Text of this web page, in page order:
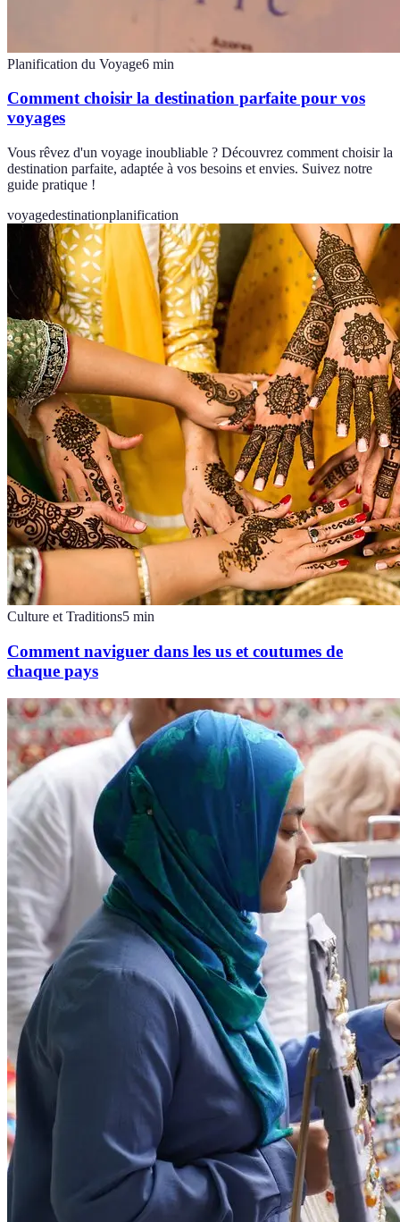
Planification du Voyage6 min
Comment choisir la destination parfaite pour vos
voyages
Vous rêvez d'un voyage inoubliable ? Découvrez comment choisir la
destination parfaite, adaptée à vos besoins et envies. Suivez notre
guide pratique !
voyagedestinationplanification
Culture et Traditions5 min
Comment naviguer dans les us et coutumes de
chaque pays